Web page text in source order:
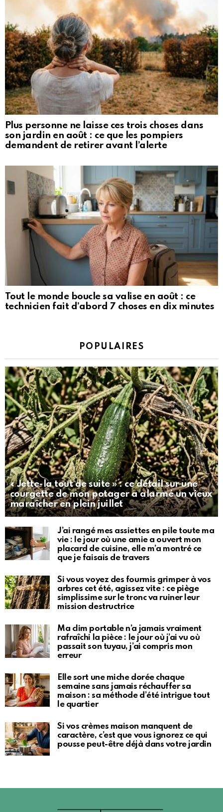
Plus personne ne laisse ces trois choses dans
son jardin en août : ce que les pompiers
demandent de retirer avant l’alerte
Tout le monde boucle sa valise en août : ce
technicien fait d’abord 7 choses en dix minutes
POPULAIRES
« Jette-la tout de suite » : ce détail sur une
courgette de mon potager a alarmé un vieux
maraîcher en plein juillet
J’ai rangé mes assiettes en pile toute ma
vie : le jour où une amie a ouvert mon
placard de cuisine, elle m’a montré ce
que je faisais de travers
Si vous voyez des fourmis grimper à vos
arbres cet été, agissez vite : ce piège
simplissime sur le tronc va ruiner leur
mission destructrice
Ma clim portable n’a jamais vraiment
rafraîchi la pièce : le jour où j’ai vu où
passait son tuyau, j’ai compris mon
erreur
Elle sort une miche dorée chaque
semaine sans jamais réchauffer sa
maison : sa méthode d’été intrigue tout
le quartier
Si vos crèmes maison manquent de
caractère, c’est que vous ignorez ce qui
pousse peut-être déjà dans votre jardin